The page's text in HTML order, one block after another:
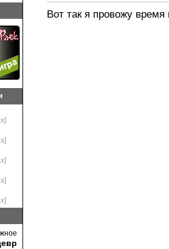
Вот так я провожу время